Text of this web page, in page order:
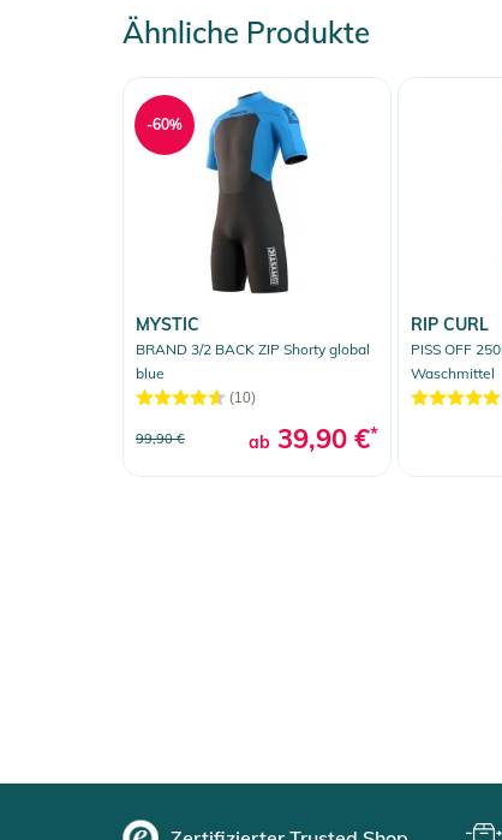
Ähnliche Produkte
MYSTIC
BRAND 3/2 BACK ZIP Shorty global
blue
(10)
99,90 € ab 39,90 €*
-60%
RIP CURL
PISS OFF
Waschmittel